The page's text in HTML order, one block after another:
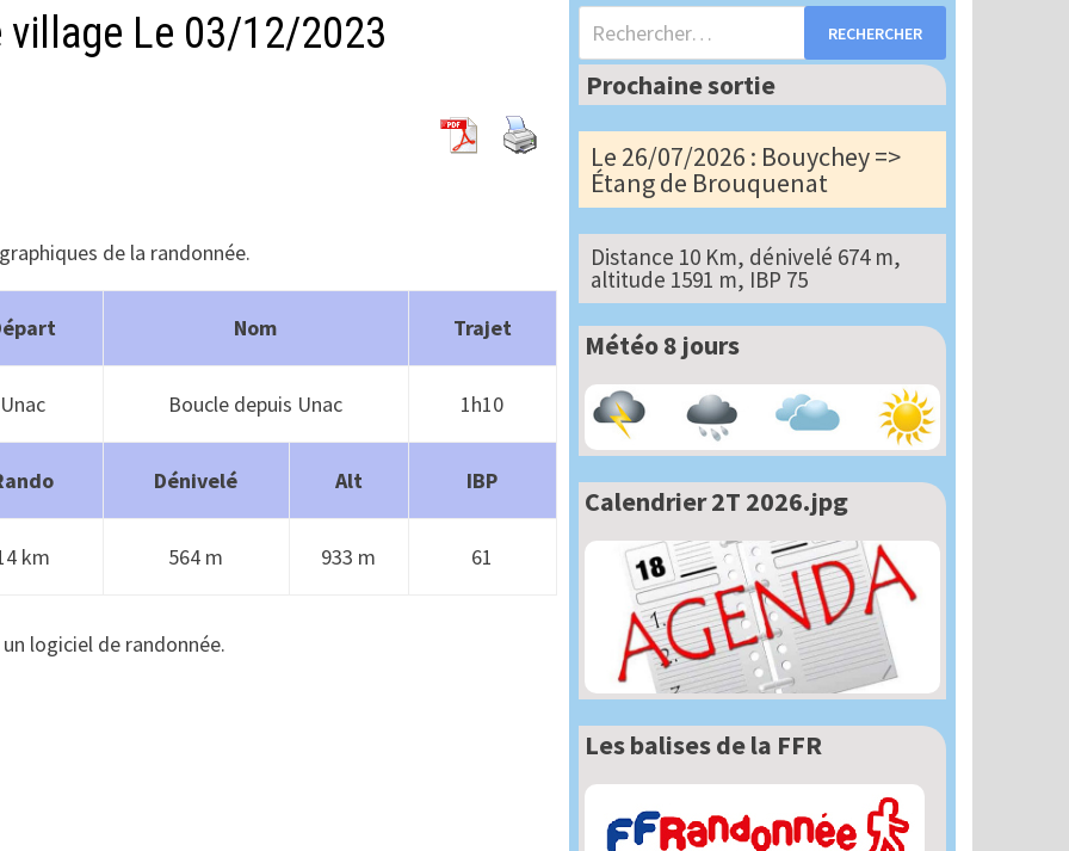
village Le 03/12/2023
de la randonnée.
Nom Trajet
Unac Boucle depuis Unac 1h10
Dénivelé Alt IBP
km 564 m 933 m 61
logiciel de randonnée.
Rechercher :
Prochaine sortie
Le 26/07/2026 : Bouychey =>
Étang de Brouquenat
Distance 10 Km, dénivelé 674 m,
altitude 1591 m, IBP 75
Météo 8 jours
Calendrier 2T 2026.jpg
Les balises de la FFR